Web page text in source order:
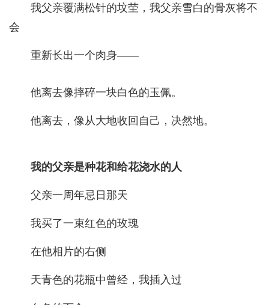
我父亲覆满松针的坟茔，我父亲雪白的骨灰将不
会
重新长出一个肉身——
他离去像摔碎一块白色的玉佩。
他离去，像从大地收回自己，决然地。
我的父亲是种花和给花浇水的人
父亲一周年忌日那天
我买了一束红色的玫瑰
在他相片的右侧
天青色的花瓶中曾经，我插入过